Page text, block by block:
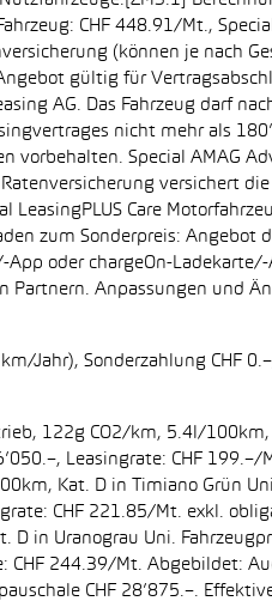
CHF 448.91/Mt.,
(können je nach
gültig für
AG. Das Fahrzeug darf
nicht mehr als
Special AMAG
versichert
Care
zum Sonderpreis: Angebot
oder chargeOn-
Partnern. Anpassungen und
Jahr), Sonderzahlung CHF
122g CO2/km, 5.4l/100km,
Leasingrate: CHF 199.–/
Kat. D in Timiano Grün
CHF 221.85/Mt. exkl.
D in Uranograu Uni.
CHF 244.39/Mt. Abgebildet:
CHF 28’875.–.